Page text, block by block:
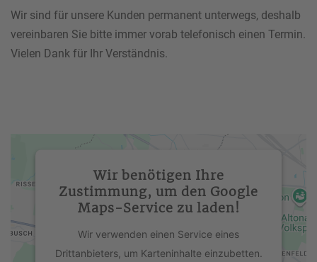
Wir sind für unsere Kunden permanent unterwegs, deshalb
vereinbaren Sie bitte immer vorab telefonisch einen Termin.
Vielen Dank für Ihr Verständnis.
Wir benötigen Ihre
Zustimmung, um den Google
Maps-Service zu laden!
Wir verwenden einen Service eines
Drittanbieters, um Karteninhalte einzubetten.